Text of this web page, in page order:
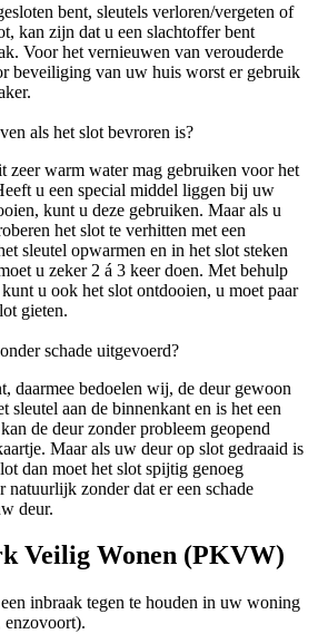
bent, sleutels verloren/vergeten of
kan zijn dat u een slachtoffer bent
Voor het vernieuwen van verouderde
beveiliging van uw huis worst er gebruik
als het slot bevroren is?
zeer warm water mag gebruiken voor het
u een special middel liggen bij uw
kunt u deze gebruiken. Maar als u
het slot te verhitten met een
sleutel opwarmen en in het slot steken
u zeker 2 á 3 keer doen. Met behulp
u ook het slot ontdooien, u moet paar
gieten.
schade uitgevoerd?
daarmee bedoelen wij, de deur gewoon
sleutel aan de binnenkant en is het een
de deur zonder probleem geopend
Maar als uw deur op slot gedraaid is
dan moet het slot spijtig genoeg
natuurlijk zonder dat er een schade
deur.
Veilig Wonen (PKVW)
inbraak tegen te houden in uw woning
enzovoort).